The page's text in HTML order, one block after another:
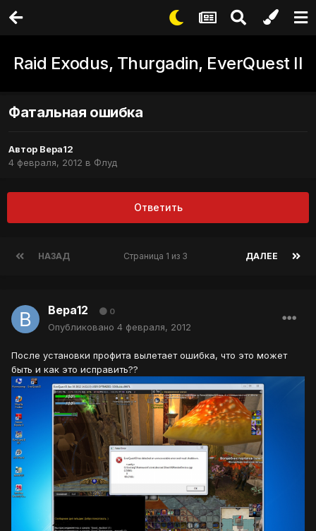
Raid Exodus, Thurgadin, EverQuest II
Фатальная ошибка
Автор Вера12
4 февраля, 2012 в Флуд
Ответить
НАЗАД ДАЛЕЕ
Страница 1 из 3
Вера12 0
Опубликовано 4 февраля, 2012
После установки профита вылетает ошибка, что это может
быть и как это исправить??